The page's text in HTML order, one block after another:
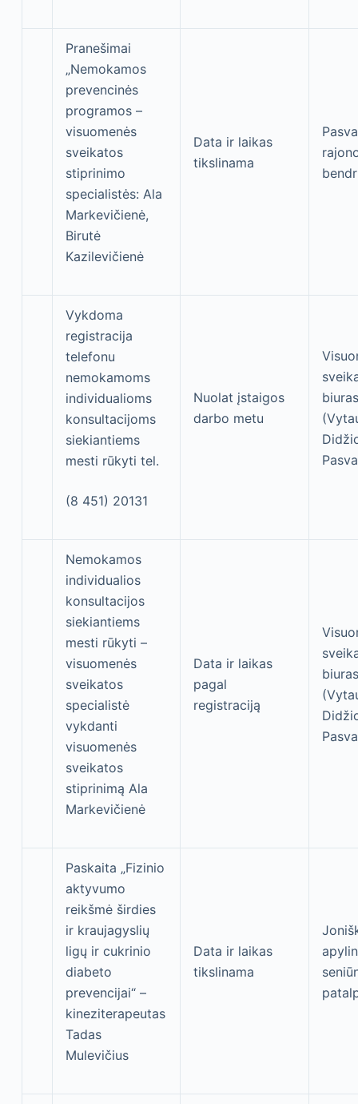
Pranešimai
„Nemokamos
prevencinės
programos –
visuomenės
sveikatos
stiprinimo
specialistės: Ala
Markevičienė,
Birutė
Kazilevičienė
Data ir laikas
tikslinama
Vykdoma
registracija
telefonu
nemokamoms
individualioms
konsultacijoms
siekiantiems
mesti rūkyti tel.
(8 451) 20131
Nuolat įstaigos
darbo metu
biuras
Nemokamos
individualios
konsultacijos
siekiantiems
mesti rūkyti –
visuomenės
sveikatos
specialistė
vykdanti
visuomenės
sveikatos
stiprinimą Ala
Markevičienė
Data ir laikas
pagal
registraciją
biuras
Paskaita „Fizinio
aktyvumo
reikšmė širdies
ir kraujagyslių
ligų ir cukrinio
diabeto
prevencijai“ –
kineziterapeutas
Tadas
Mulevičius
Data ir laikas
tikslinama